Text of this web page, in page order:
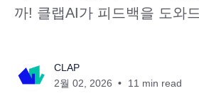
까! 클랩AI가 피드백을 도와
CLAP
2월 02, 2026
11 min read